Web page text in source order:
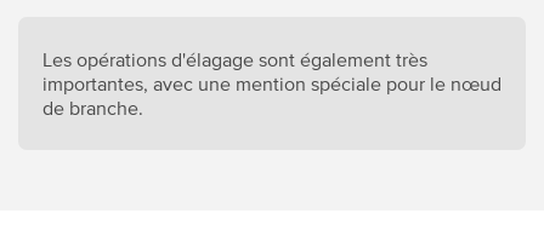
Les opérations d'élagage sont également très
importantes, avec une mention spéciale pour le nœud
de branche.